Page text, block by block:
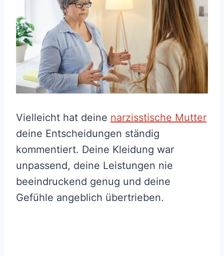
Vielleicht hat deine narzisstische Mutter
deine Entscheidungen ständig
kommentiert. Deine Kleidung war
unpassend, deine Leistungen nie
beeindruckend genug und deine
Gefühle angeblich übertrieben.